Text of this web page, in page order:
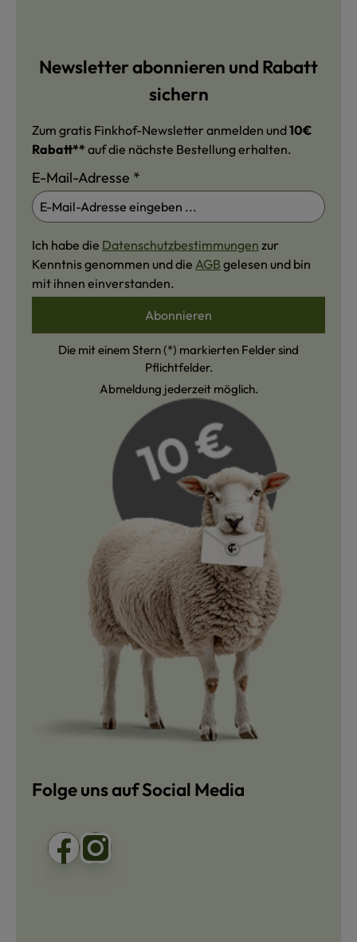
Newsletter abonnieren und Rabatt
sichern
Zum gratis Finkhof-Newsletter anmelden und10€
Rabatt** auf die nächste Bestellung erhalten.
E-Mail-Adresse *
Ich habe die Datenschutzbestimmungen zur
Kenntnis genommen und die AGB gelesen und bin
mit ihnen einverstanden.
Abonnieren
Die mit einem Stern (*) markierten Felder sind
Pflichtfelder.
Abmeldung jederzeit möglich.
Folge uns auf Social Media